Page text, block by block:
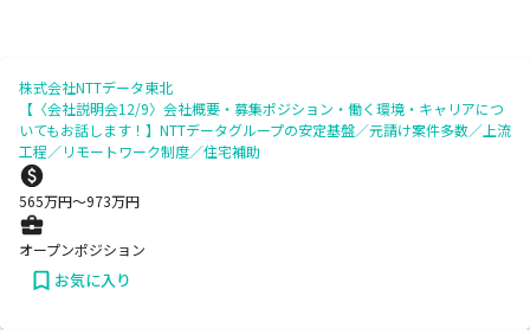
株式会社NTTデータ東北
【〈会社説明会12/9〉会社概要・募集ポジション・働く環境・キャリアにつ
いてもお話します！】NTTデータグループの安定基盤／元請け案件多数／上流
工程／リモートワーク制度／住宅補助
565万円〜973万円
オープンポジション
お気に入り